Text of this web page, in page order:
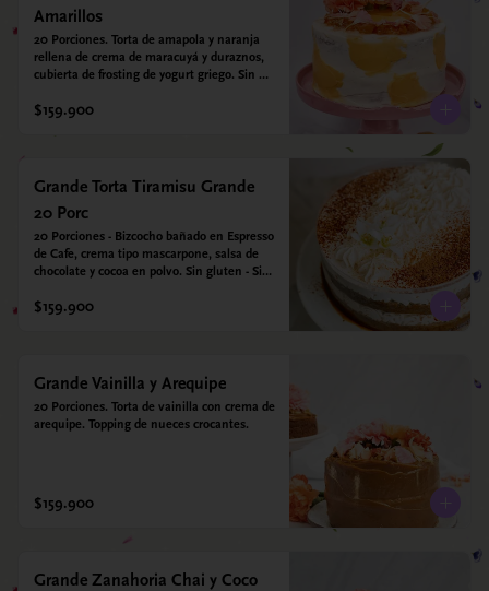
Amarillos
20 Porciones. Torta de amapola y naranja
rellena de crema de maracuyá y duraznos,
cubierta de frosting de yogurt griego. Sin
$159.900
Grande Torta Tiramisu Grande
20 Porc
20 Porciones - Bizcocho bañado en Espresso
de Cafe, crema tipo mascarpone, salsa de
chocolate y cocoa en polvo. Sin gluten - Sin
$159.900
Grande Vainilla y Arequipe
20 Porciones. Torta de vainilla con crema de
arequipe. Topping de nueces crocantes.
$159.900
Grande Zanahoria Chai y Coco